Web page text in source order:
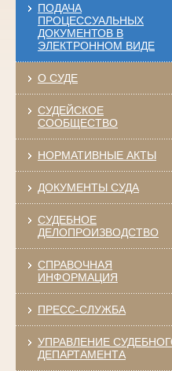
ПОДАЧА
ПРОЦЕССУАЛЬНЫХ
ДОКУМЕНТОВ В
ЭЛЕКТРОННОМ ВИДЕ
О СУДЕ
СУДЕЙСКОЕ
СООБЩЕСТВО
НОРМАТИВНЫЕ АКТЫ
ДОКУМЕНТЫ СУДА
СУДЕБНОЕ
ДЕЛОПРОИЗВОДСТВО
СПРАВОЧНАЯ
ИНФОРМАЦИЯ
ПРЕСС-СЛУЖБА
УПРАВЛЕНИЕ
ДЕПАРТАМЕНТА